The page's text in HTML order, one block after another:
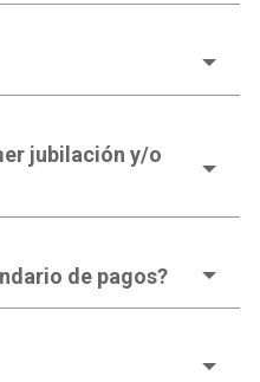
jubilación y/o
de pagos?